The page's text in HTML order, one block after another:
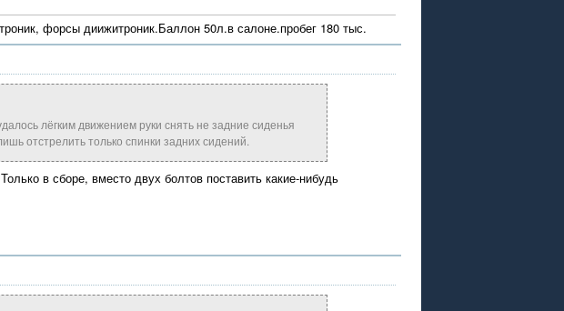
форсы диижитроник.Баллон 50л.в салоне.пробег 180 тыс.
лёгким движением руки снять не задние сиденья
отстрелить только спинки задних сидений.
в сборе, вместо двух болтов поставить какие-нибудь